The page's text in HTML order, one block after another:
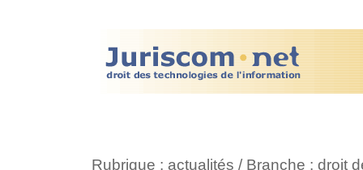
Rubrique : actualités / Branche : droit